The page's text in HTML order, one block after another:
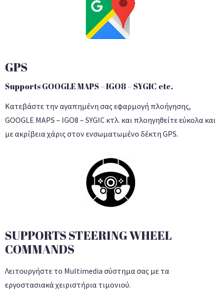
GPS
Supports GOOGLE MAPS – IGO8 – SYGIC etc.
Κατεβάστε την αγαπημένη σας εφαρμογή πλοήγησης,
GOOGLE MAPS – IGO8 – SYGIC κτλ. και πλοηγηθείτε εύκολα και
με ακρίβεια χάρις στον ενσωματωμένο δέκτη GPS.
SUPPORTS STEERING WHEEL
COMMANDS
Λειτουργήστε το Multimedia σύστημα σας με τα
εργοστασιακά χειριστήρια τιμονιού.